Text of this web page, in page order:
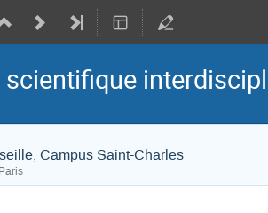
scientifique
Campus Saint-Charles